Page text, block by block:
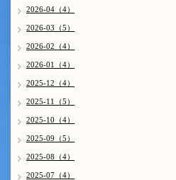
2026-04（4）
2026-03（5）
2026-02（4）
2026-01（4）
2025-12（4）
2025-11（5）
2025-10（4）
2025-09（5）
2025-08（4）
2025-07（4）